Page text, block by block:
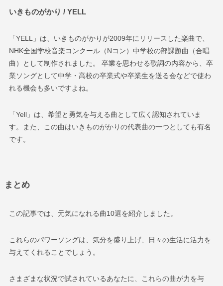
いきものがかり / YELL
「YELL」は、いきものがかりが2009年にリリースした楽曲で、
NHK全国学校音楽コンクール（Nコン）中学校の部課題曲（合唱
曲）として制作されました。 卒業を思わせる歌詞の内容から、卒
業ソングとして中学・高校の卒業式や卒業生を送る会などで使わ
れる機会も多いですよね。
「Yell」は、希望と勇気を与える曲として広く認知されていま
す。また、この曲はいきものがかりの代表曲の一つとしても有名
です。
まとめ
この記事では、元気になれる曲10選を紹介しました。
これらのパワーソングは、気分を盛り上げ、日々の生活に活力を
与えてくれることでしょう。
さまざまな状況で試されているあなたに、これらの曲が力を与